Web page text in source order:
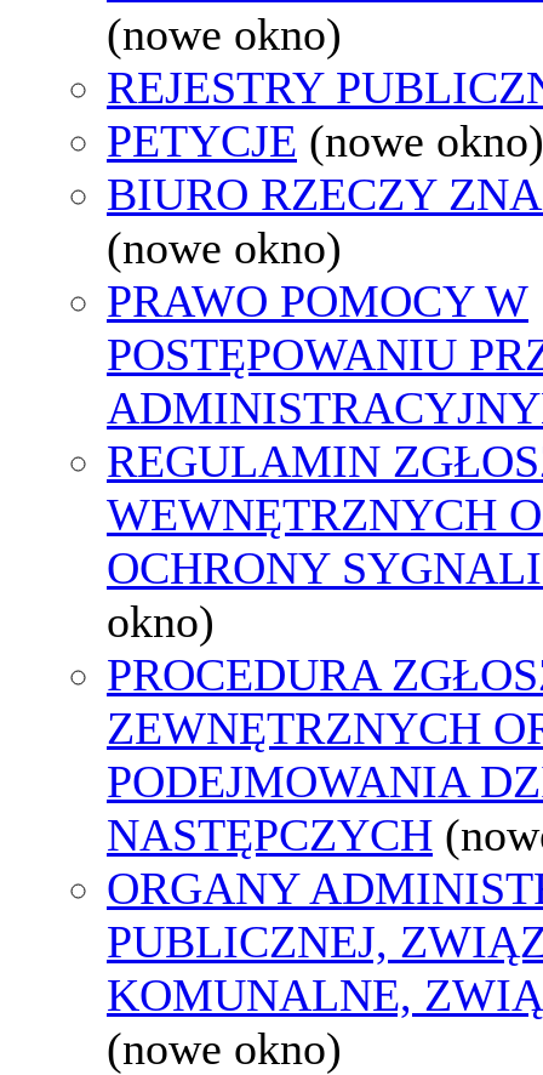
(nowe okno)
REJESTRY
PETYCJE (nowe okno)
BIURO RZECZY
(nowe okno)
PRAWO POMOCY W
POSTĘPOWANIU
REGULAMIN
WEWNĘTRZNYCH
OCHRONY
okno)
PROCEDURA
ZEWNĘTRZNYCH
PODEJMOWANIA
NASTĘPCZYCH
ORGANY
PUBLICZNEJ,
KOMUNALNE,
(nowe okno)